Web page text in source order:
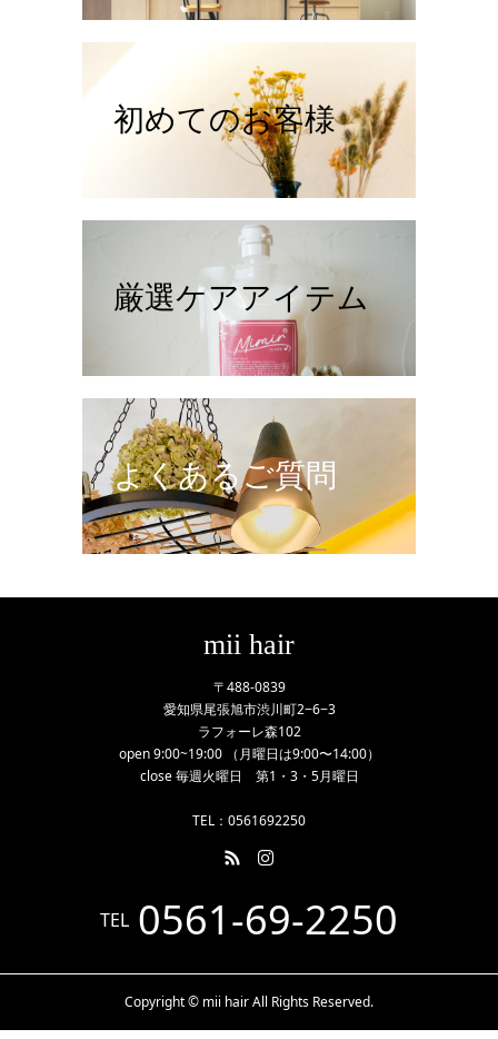
初めてのお客様
厳選ケアアイテム
よくあるご質問
mii hair
〒488-0839
愛知県尾張旭市渋川町2−6−3
ラフォーレ森102
open 9:00~19:00 （月曜日は9:00〜14:00）
close 毎週火曜日 第1・3・5月曜日
TEL：0561692250
TEL 0561-69-2250
Copyright © mii hair All Rights Reserved.